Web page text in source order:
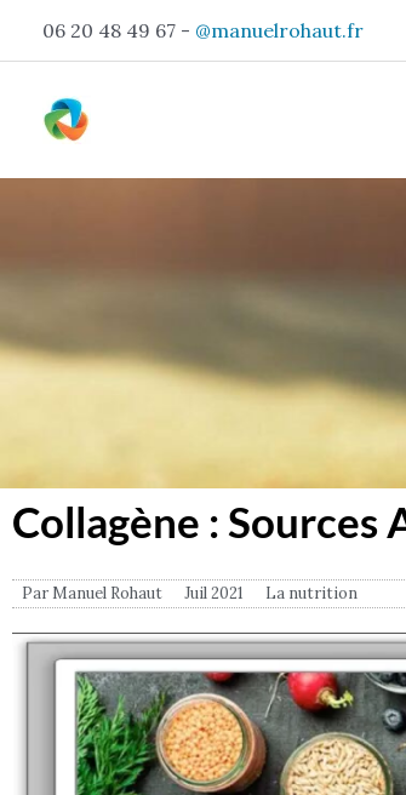
contenu
06 20 48 49 67 - @manuelrohaut.fr
Collagène :
Par Manuel Rohaut Juil 2021 La nutrition